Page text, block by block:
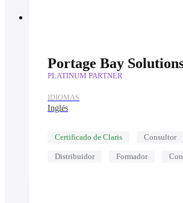
Portage Bay
PLATINUM PARTNER
IDIOMAS
Inglés
Certificado de Claris Consultor
Distribuidor Formador